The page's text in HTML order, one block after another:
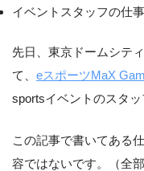
イベントスタッフの仕
先日、東京ドームシテ
て、 eスポーツMaX
sportsイベントのスタッ
この記事で書いてある
容ではないです。
（全